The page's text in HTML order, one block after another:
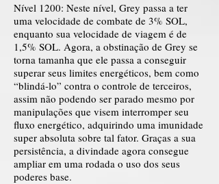
Nível 1200: Neste nível, Grey passa a ter
uma velocidade de combate de 3% SOL,
enquanto sua velocidade de viagem é de
1,5% SOL. Agora, a obstinação de Grey se
torna tamanha que ele passa a conseguir
superar seus limites energéticos, bem como
“blindá-lo” contra o controle de terceiros,
assim não podendo ser parado mesmo por
manipulações que visem interromper seu
fluxo energético, adquirindo uma imunidade
super absoluta sobre tal fator. Graças a sua
persistência, a divindade agora consegue
ampliar em uma rodada o uso dos seus
poderes base.